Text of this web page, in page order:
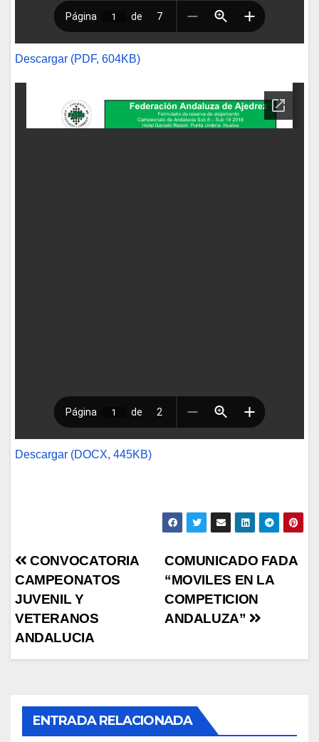
Descargar (PDF, 604KB)
Descargar (DOCX, 445KB)
Navegación
de
entradas
COMUNICADO FADA
“MOVILES EN LA
COMPETICION
ANDALUZA”
CONVOCATORIA
CAMPEONATOS
JUVENIL Y
VETERANOS
ANDALUCIA
ENTRADA RELACIONADA